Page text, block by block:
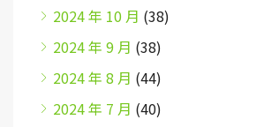
2024 年 10 月 (38)
2024 年 9 月 (38)
2024 年 8 月 (44)
2024 年 7 月 (40)